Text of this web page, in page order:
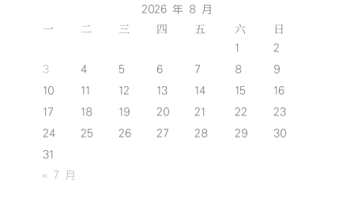
2026 年 8 月
一 二 三 四 五 六 日
1
2
3
4 5 6 7 8
9
10
11 12 13 14 15
16
17
18 19 20 21 22
23
24
25 26 27 28 29
30
31
« 7 月